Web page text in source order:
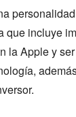
que incluye
la Apple y